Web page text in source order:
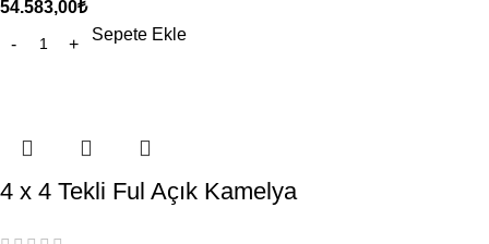
54.583,00₺
Sepete Ekle
4 x 4 Tekli Ful Açık Kamelya